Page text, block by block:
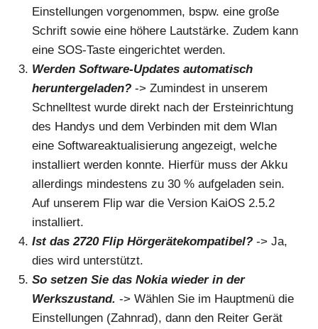
Einstellungen vorgenommen, bspw. eine große
Schrift sowie eine höhere Lautstärke. Zudem kann
eine SOS-Taste eingerichtet werden.
Werden Software-Updates automatisch
heruntergeladen? -> Zumindest in unserem
Schnelltest wurde direkt nach der Ersteinrichtung
des Handys und dem Verbinden mit dem Wlan
eine Softwareaktualisierung angezeigt, welche
installiert werden konnte. Hierfür muss der Akku
allerdings mindestens zu 30 % aufgeladen sein.
Auf unserem Flip war die Version KaiOS 2.5.2
installiert.
Ist das 2720 Flip Hörgerätekompatibel? -> Ja,
dies wird unterstützt.
So setzen Sie das Nokia wieder in der
Werkszustand. -> Wählen Sie im Hauptmenü die
Einstellungen (Zahnrad), dann den Reiter Gerät